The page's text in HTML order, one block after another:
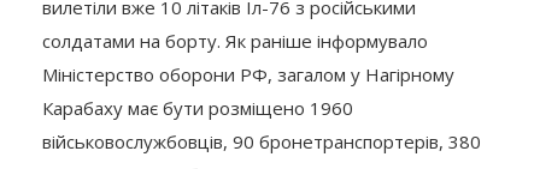
вилетіли вже 10 літаків Іл-76 з російськими
солдатами на борту. Як раніше інформувало
Міністерство оборони РФ, загалом у Нагірному
Карабаху має бути розміщено 1960
військовослужбовців, 90 бронетранспортерів, 380